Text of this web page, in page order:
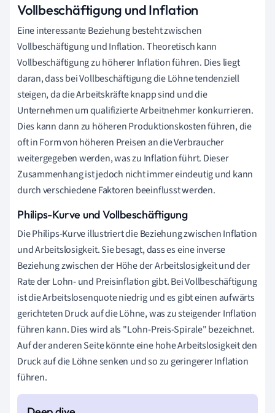
Vollbeschäftigung und Inflation
Eine interessante Beziehung besteht zwischen
Vollbeschäftigung und Inflation. Theoretisch kann
Vollbeschäftigung zu höherer Inflation führen. Dies liegt
daran, dass bei Vollbeschäftigung die Löhne tendenziell
steigen, da die Arbeitskräfte knapp sind und die
Unternehmen um qualifizierte Arbeitnehmer konkurrieren.
Dies kann dann zu höheren Produktionskosten führen, die
oft in Form von höheren Preisen an die Verbraucher
weitergegeben werden, was zu Inflation führt. Dieser
Zusammenhang ist jedoch nicht immer eindeutig und kann
durch verschiedene Faktoren beeinflusst werden.
Philips-Kurve und Vollbeschäftigung
Die Philips-Kurve illustriert die Beziehung zwischen Inflation
und Arbeitslosigkeit. Sie besagt, dass es eine inverse
Beziehung zwischen der Höhe der Arbeitslosigkeit und der
Rate der Lohn- und Preisinflation gibt. Bei Vollbeschäftigung
ist die Arbeitslosenquote niedrig und es gibt einen aufwärts
gerichteten Druck auf die Löhne, was zu steigender Inflation
führen kann. Dies wird als "Lohn-Preis-Spirale" bezeichnet.
Auf der anderen Seite könnte eine hohe Arbeitslosigkeit den
Druck auf die Löhne senken und so zu geringerer Inflation
führen.